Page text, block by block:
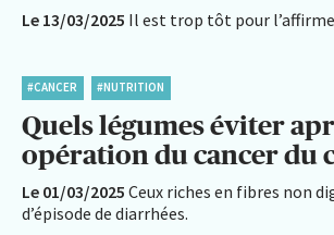
Le 13/03/2025 Il est trop tôt pour
#CANCER #NUTRITION
Quels légumes éviter
opération du cancer du
Le 01/03/2025 Ceux riches en fibres non
d’épisode de diarrhées.